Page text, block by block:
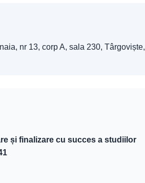
nr 13, corp A, sala 230, Târgoviște,
și finalizare cu succes a studiilor